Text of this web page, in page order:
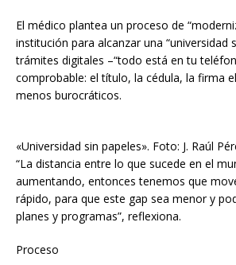
El médico plantea un proceso de
institución para alcanzar una “universidad
trámites digitales –“todo está en tu
comprobable: el título, la cédula, la firma
menos burocráticos.
«Universidad sin papeles». Foto: J. Raúl
“La distancia entre lo que sucede en el
aumentando, entonces tenemos que
rápido, para que este gap sea menor y
planes y programas”, reflexiona.
Proceso